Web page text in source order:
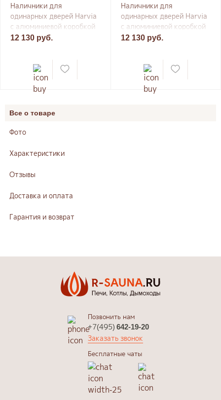
Наличники для
одинарных дверей Harvia
с алюминиевой коробкой
8×19-21
12 130 руб.
Наличники для
одинарных дверей Harvia
с алюминиевой коробкой
9×19-21
12 130 руб.
Все о товаре
Фото
Характеристики
Отзывы
Доставка и оплата
Гарантия и возврат
Позвонить нам
+7(495) 642-19-20
Заказать звонок
Бесплатные чаты